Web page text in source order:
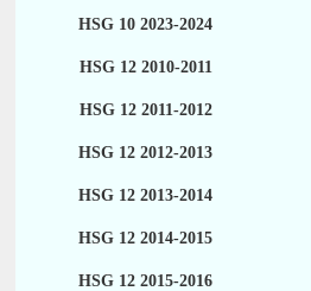
HSG 10 2023-2024
HSG 12 2010-2011
HSG 12 2011-2012
HSG 12 2012-2013
HSG 12 2013-2014
HSG 12 2014-2015
HSG 12 2015-2016